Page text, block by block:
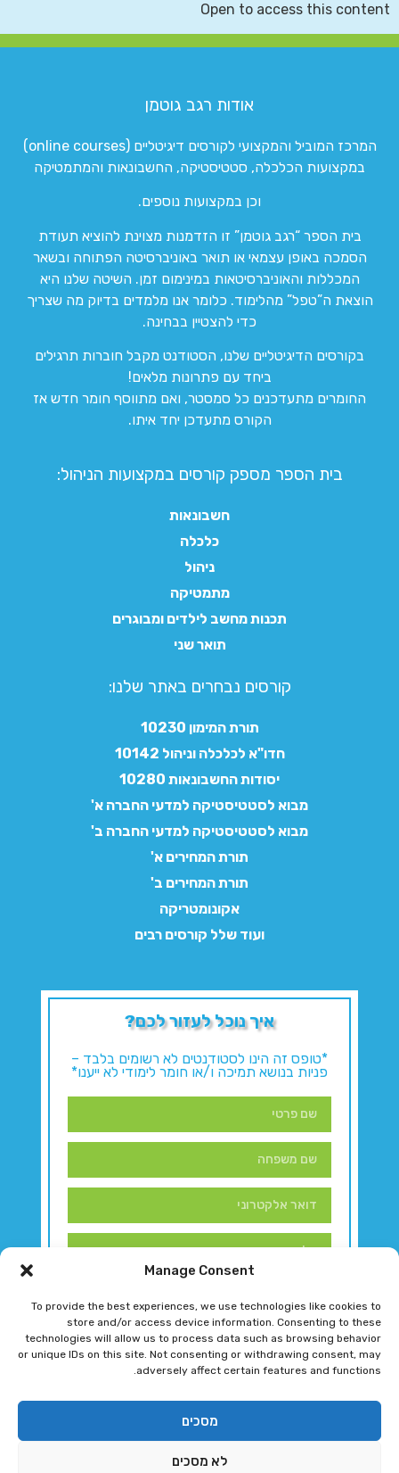
Manage Consent
To provide the best experiences, we use technologies like cookies to
store and/or access device information. Consenting to these
technologies will allow us to process data such as browsing behavior
or unique IDs on this site. Not consenting or withdrawing consent, may
adversely affect certain features and functions.
מסכים
לא מסכים
Open to access this content
אודות רגב גוטמן
המרכז המוביל והמקצועי לקורסים דיגיטליים (online courses)
במקצועות הכלכלה, סטטיסטיקה, החשבונאות והמתמטיקה
וכן במקצועות נוספים.
בית הספר “רגב גוטמן” זו הזדמנות מצוינת להוציא תעודת
הסמכה באופן עצמאי או תואר באוניברסיטה הפתוחה ובשאר
המכללות והאוניברסיטאות במינימום זמן. השיטה שלנו היא
הוצאת ה”טפל” מהלימוד. כלומר אנו מלמדים בדיוק מה שצריך
כדי להצטיין בבחינה.
בקורסים הדיגיטליים שלנו, הסטודנט מקבל חוברות תרגילים
ביחד עם פתרונות מלאים!
החומרים מתעדכנים כל סמסטר, ואם מתווסף חומר חדש אז
הקורס מתעדכן יחד איתו.
בית הספר מספק קורסים במקצועות הניהול:
חשבונאות
כלכלה
ניהול
מתמטיקה
תכנות מחשב לילדים ומבוגרים
תואר שני
קורסים נבחרים באתר שלנו:​
תורת המימון 10230
חדו"א לכלכלה וניהול 10142
יסודות החשבונאות 10280
מבוא לסטטיסטיקה למדעי החברה א'
מבוא לסטטיסטיקה למדעי החברה ב'
תורת המחירים א'
תורת המחירים ב'
אקונומטריקה
ועוד שלל קורסים רבים
איך נוכל לעזור לכם?
*טופס זה הינו לסטודנטים לא רשומים בלבד –
פניות בנושא תמיכה ו/או חומר לימודי לא ייענו*